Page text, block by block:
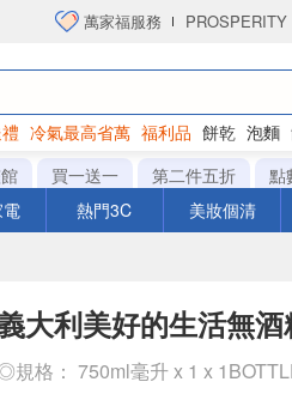
萬家福服務
冷氣最高省萬 福利品 餅乾 泡麵
買一送一 第二件五折 點
熱門3C 美妝個清
大利美好的生活無
規格： 750ml毫升 x 1 x